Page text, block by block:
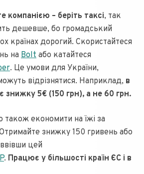
– беріть таксі, так
дешевше, бо громадський
країнах дорогий. Скористайтеся
на Bolt або катайтеся
. Це умови для України,
відрізнятися. Наприклад, в
знижку 5€ (150 грн), а не 60 грн.
економити на їжі за
знижку 150 гривень або
цей
. Працює у більшості країн ЄС і в